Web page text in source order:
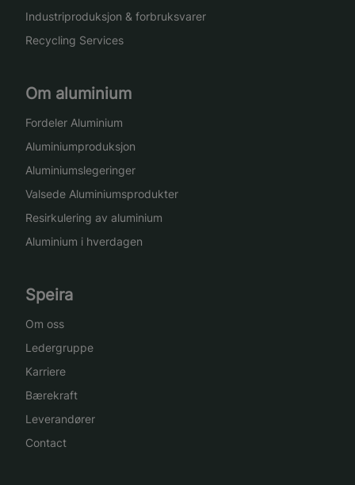
Industriproduksjon & forbruksvarer
Recycling Services
Om aluminium
Fordeler Aluminium
Aluminiumproduksjon
Aluminiumslegeringer
Valsede Aluminiumsprodukter
Resirkulering av aluminium
Aluminium i hverdagen
Speira
Om oss
Ledergruppe
Karriere
Bærekraft
Leverandører
Contact